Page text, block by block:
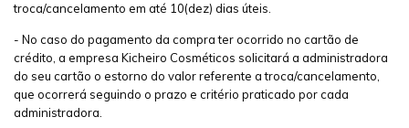
troca/cancelamento em até 10(dez) dias úteis.
- No caso do pagamento da compra ter ocorrido no cartão de
crédito, a empresa Kicheiro Cosméticos solicitará a administradora
do seu cartão o estorno do valor referente a troca/cancelamento,
que ocorrerá seguindo o prazo e critério praticado por cada
administradora.